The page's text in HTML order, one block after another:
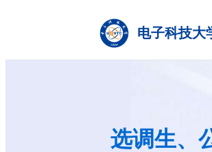
电子科技大
选调生、